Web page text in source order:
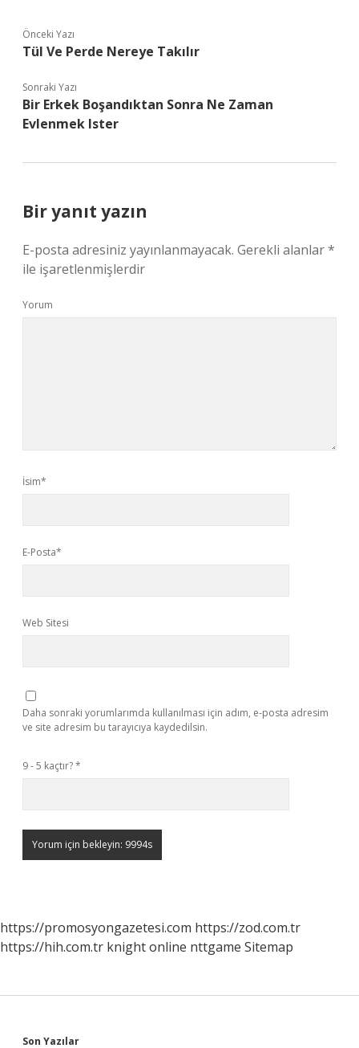
Önceki Yazı
Tül Ve Perde Nereye Takılır
Sonraki Yazı
Bir Erkek Boşandıktan Sonra Ne Zaman
Evlenmek Ister
Bir yanıt yazın
E-posta adresiniz yayınlanmayacak. Gerekli alanlar*
ile işaretlenmişlerdir
Yorum
İsim*
E-Posta*
Web Sitesi
Daha sonraki yorumlarımda kullanılması için adım, e-posta adresim
ve site adresim bu tarayıcıya kaydedilsin.
9 - 5 kaçtır?*
https://promosyongazetesi.com https://zod.com.tr
https://hih.com.tr knight online nttgame Sitemap
Son Yazılar